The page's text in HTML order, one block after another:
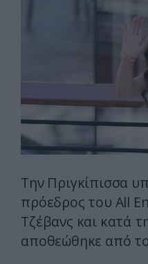
Την Πριγκίπισσα
πρόεδρος του All
Τζέβανς και κατά
αποθεώθηκε από